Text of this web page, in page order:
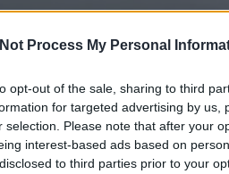
Process My Personal
opt-out of the sale, sharing to third
for targeted advertising by us,
selection. Please note that after your
interest-based ads based on
to third parties prior to your